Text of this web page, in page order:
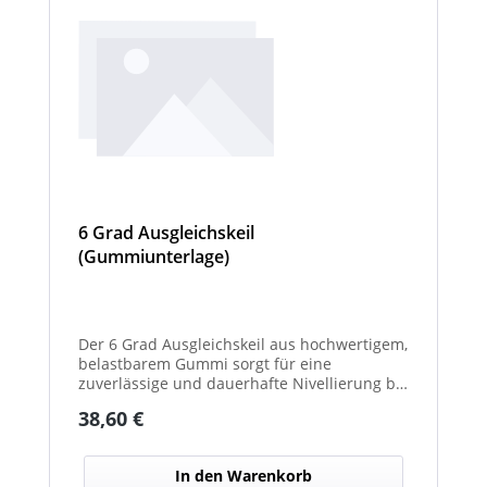
6 Grad Ausgleichskeil
(Gummiunterlage)
Der 6 Grad Ausgleichskeil aus hochwertigem,
belastbarem Gummi sorgt für eine
zuverlässige und dauerhafte Nivellierung bei
seinem festen Neigungswinkel von 6° gleicht
ideal für Maschinen, Möbel, Konstruktionen
oder technische Installationen. Das robuste
Regulärer Preis:
38,60 €
In den Warenkorb